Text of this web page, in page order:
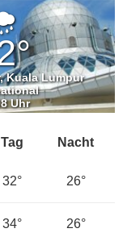
Leichter
Regen
Kuala Lumpur
Uhr
Tag Nacht
32° 26°
34° 26°